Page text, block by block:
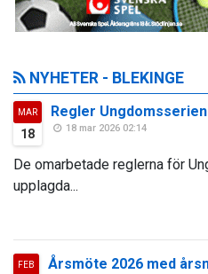
NYHETER - BLEKINGE
MAR
18
Regler
18 mar 2026 02:14
De omarbetade reglerna för
upplagda...
FEB Årsmöte 2026 med